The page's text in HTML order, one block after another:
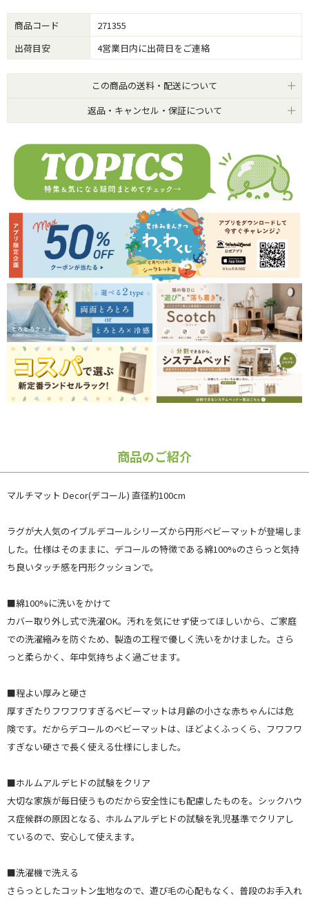
商品コード
271355
出荷目安
4営業日内に出荷日をご連絡
この商品の送料・配送について
返品・キャンセル・保証について
商品のご紹介
マルチマット Decor(デコール) 直径約100cm
ラグが大人気のイブルデコールシリーズから円形ベビーマットが登場しま
した。仕様はそのままに、デコールの特徴である綿100%のさらっと気持
ち良いタッチ感を円形クッションで。
■綿100%に洗いをかけて
カバー取り外し式で洗濯OK。汚れを気にせず使ってほしいから、ご家庭
での洗濯縮みを防ぐため、製造の工程で優しく洗いをかけました。さら
っと柔らかく、年中気持ちよく過ごせます。
■程よい厚みと硬さ
厚すぎたりフワフワすぎるベビーマットは月齢の小さな赤ちゃんには危
険です。だからデコールのベビーマットは、ほどよくふっくら、フワフワ
すぎない硬さで長く使える仕様にしました。
■ホルムアルデヒドの試験をクリア
大切な家族が毎日使うものだから安全性にも配慮したものを。シックハウ
ス症候群の原因となる、ホルムアルデヒドの試験を乳児基準でクリアし
ているので、安心して使えます。
■洗濯機で洗える
さらっとしたコットン生地なので、遊び毛の心配もなく、普段のお手入れ